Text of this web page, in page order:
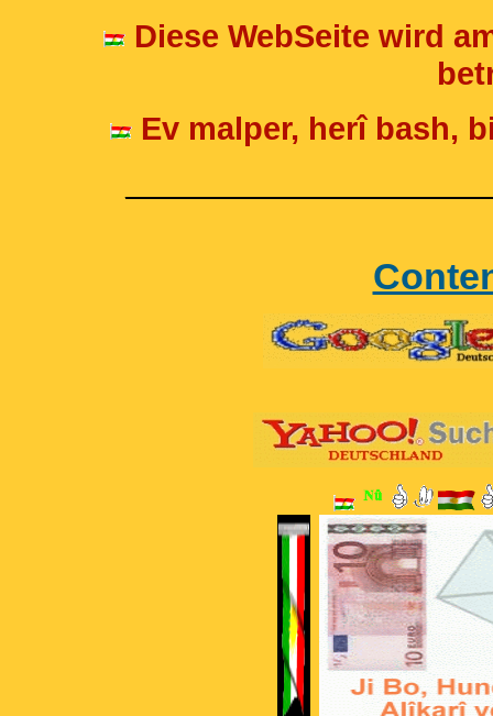
Diese WebSeite wird
Ev malper, herî bash,